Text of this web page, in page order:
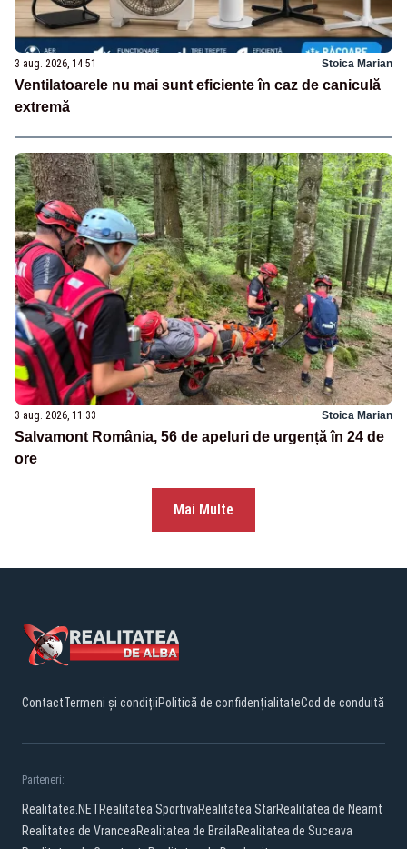
3 aug. 2026, 14:51 Stoica Marian
Ventilatoarele nu mai sunt eficiente în caz de caniculă
extremă
3 aug. 2026, 11:33 Stoica Marian
Salvamont România, 56 de apeluri de urgență în 24 de
ore
Mai Multe
ContactTermeni și condițiiPolitică de confidențialitateCod de conduită
Parteneri:
Realitatea.NETRealitatea SportivaRealitatea StarRealitatea de Neamt
Realitatea de VranceaRealitatea de BrailaRealitatea de Suceava